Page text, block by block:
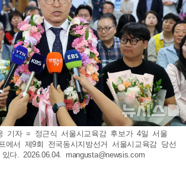
기자 = 정근식 서울시교육감 후보가 4일 서울
에서 제9회 전국동시지방선거 서울시교육감 당선
다. 2026.06.04. mangusta@newsis.com